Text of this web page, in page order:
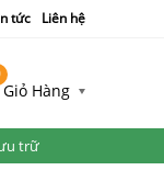
tức Liên hệ
Giỏ Hàng
trữ